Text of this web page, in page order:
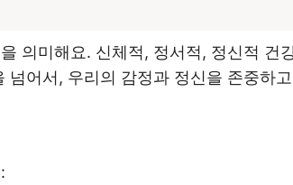
의미해요. 신체적, 정서적, 정신적 건
어서, 우리의 감정과 정신을 존중하